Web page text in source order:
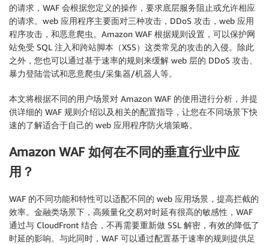
的请求，WAF 会根据您定义的操作，要求底层服务阻止或允许相应
的请求。web 应用程序主要面对三种攻击，DDoS 攻击，web 应用
程序攻击，和恶意爬虫。Amazon WAF 根据规则设置，可以保护网
站免受 SQL 注入和跨站脚本（XSS）这类常见的攻击的入侵。除此
之外，您也可以通过基于速率的规则来缓解 web 层的 DDoS 攻击、
暴力登陆尝试和恶意爬虫/采集器/机器人等。
本文将根据不同的用户场景对 Amazon WAF 的使用进行分析，并提
供详细的 WAF 规则介绍以及相关的配置指导，让您在不同场景下快
速的了解适合于自己的 web 应用程序防火墙策略。
Amazon WAF 如何在不同的垂直行业中应
用？
WAF 的不同功能和特性可以适配不同的 web 应用场景，提高拦截的
效率。金融类场景下，高频量化交易对时延有很高的敏感性，WAF
通过与 CloudFront 结合，不再需要重新做 SSL 解密，有效的降低了
时延的影响。与此同时，WAF 可以通过配置基于速率的规则提供足